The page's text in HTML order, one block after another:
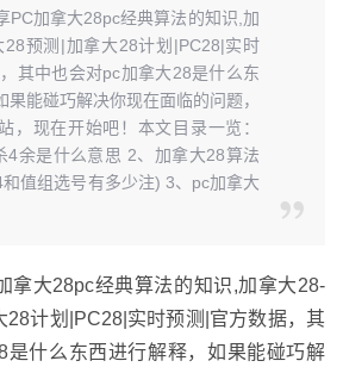
PC加拿大28pc经典算法的知识,加
28预测|加拿大28计划|PC28|实时
其中也会对pc加拿大28是什么东
果能碰巧解决你现在面临的问题，
，现在开始吧！本文目录一览：
4余是什么意思 2、加拿大28算法
值组选号有多少注) 3、pc加拿大
拿大28pc经典算法的知识,加拿大28-
28计划|PC28|实时预测|官方数据，其
是什么东西进行解释，如果能碰巧解